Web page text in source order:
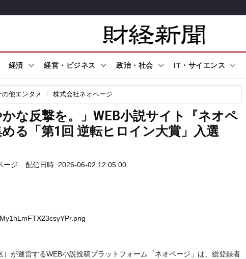
経済 経営・ビジネス 政治・社会 IT・サイエンス
の他エンタメ 株式会社ネオページ
かな反撃を。」WEB小説サイト『ネオペ
る「第1回 逆転ヒロイン大賞」入選
ージ 配信日時: 2026-06-02 12:05:00
が運営するWEB小説投稿プラットフォーム「ネオページ」は、総登録者